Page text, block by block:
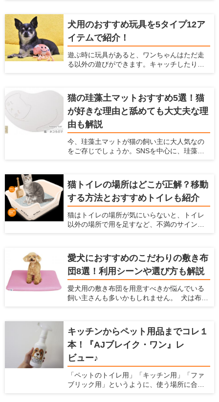
全かどうか」で選びたいですよね。 今回は
「ペットがいるご家庭でも安心して使える消
臭剤」を5つご紹介します。
犬用のおすすめ玩具を5タイプ12ア
イテムで紹介！
遊ぶ時に玩具があると、ワンちゃんはただ走
る以外の遊びができます。キャッチしたり、
も、玩具は愛犬、飼い主のどちらにとっても
様々なメリットがあります。 ここでは、犬と
の生活の情報を紹介している「愛犬家住宅」
が、犬と楽しむための玩具の種類やメリッ
ト、おすすめ商品を紹介しようと思います。
犬用の玩具にどんなものがあるか知りたい方
や、愛犬にどんな玩具を買ってあげるか迷っ
ている方は、ぜひ参考にしてください！
猫の珪藻土マットおすすめ5選！猫
が好きな理由と舐めても大丈夫な理
由も解説
今、珪藻土マットが猫の飼い主に大人気なの
をご存じでしょうか。SNSを中心に、珪藻土
上がっています。 珪藻土マットは猫にとって
快適に過ごせる場所で、一日中珪藻土マット
の上で過ごす猫もいるようです。 珪藻土マッ
トとは、吸水性や速乾性に優れた人気アイテ
ム。脱衣所のマットを猫が占拠してしまうと
飼い主が使えないため、猫用にも珪藻土マッ
するとともに、舐めても大丈夫な理由とおす
すめアイテムを紹介します。
猫トイレの場所はどこが正解？移動
する方法とおすすめトイレも紹介
猫はトイレの場所が気にいらないと、トイレ
以外の場所で用を足すなど、不満のサインを
もなってしまいます。 愛猫にとって最適では
ない場所にトイレを設置しているなら、早め
に置き場所を見直した方が良いかもしれませ
ん。 この記事では、トイレに不満がある愛猫
のサインや、適切なトイレの場所、便利な猫
トイレアイテムを紹介します。
愛犬におすすめのこだわりの敷き布
団8選！利用シーンや選び方も解説
愛犬用の敷き布団を用意すべきか悩んでいる
飼い主さんも多いかもしれません。 犬は布団
緒に寝たがる子もいます。 この記事では、犬
が布団を好む理由を説明するとともに、おす
すめの敷布団8つとその選び方について解説し
ます。
キッチンからペット用品までコレ１
本！『AJブレイク・ワン』レ
ビュー♪
「ペットのトイレ用」「キッチン用」「ファ
ブリック用」というように、使う場所に合わ